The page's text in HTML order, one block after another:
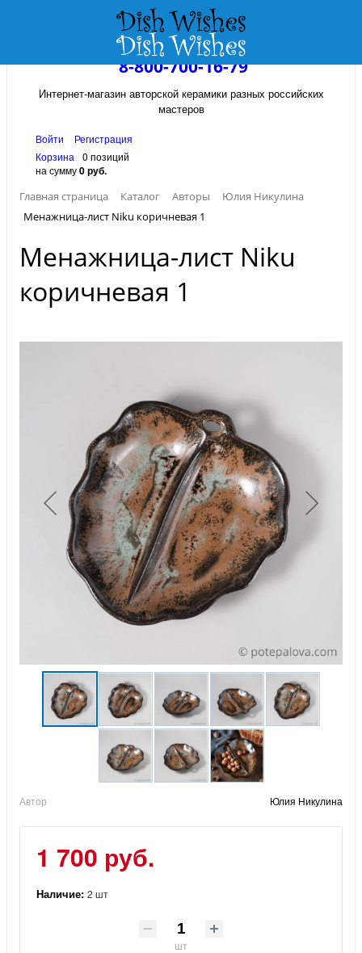
8-800-700-16-79
Интернет-магазин авторской керамики разных российских
мастеров
Войти
Регистрация
Корзина
0 позиций
на сумму0 руб.
Главная страница
Каталог Авторы
Юлия Никулина
Менажница-лист Niku коричневая 1
Менажница-лист Niku
коричневая 1
Автор Юлия Никулина
1 700 руб.
Наличие: 2 шт
шт